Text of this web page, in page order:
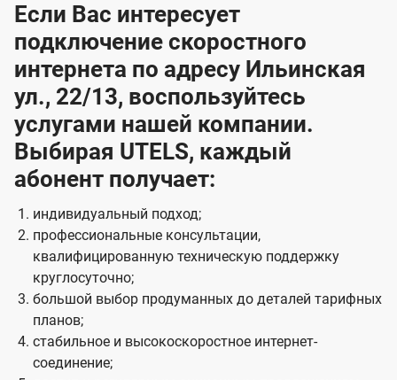
Если Вас интересует
подключение скоростного
интернета по адресу Ильинская
ул., 22/13, воспользуйтесь
услугами нашей компании.
Выбирая UTELS, каждый
абонент получает:
индивидуальный подход;
профессиональные консультации,
квалифицированную техническую поддержку
круглосуточно;
большой выбор продуманных до деталей тарифных
планов;
стабильное и высокоскоростное интернет-
соединение;